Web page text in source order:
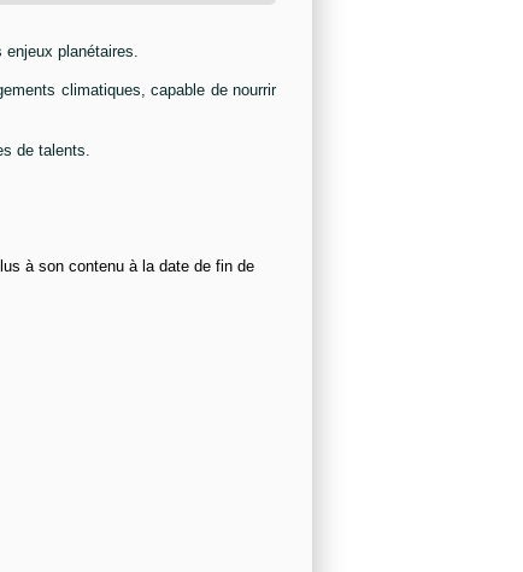
planétaires.
climatiques, capable de nourrir
de talents.
à son contenu à la date de fin de